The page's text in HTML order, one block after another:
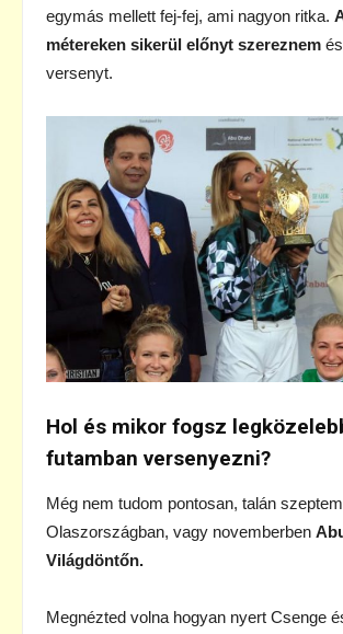
egymás mellett fej-fej, ami nagyon ritka.
métereken sikerül előnyt szereznem
versenyt.
Hol és mikor fogsz
futamban versenyezni?
Még nem tudom pontosan, talán
Olaszországban, vagy novemberben
Világdöntőn.
Megnézted volna hogyan nyert Csenge